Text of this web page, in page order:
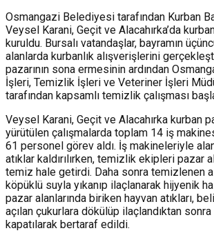
Osmangazi Belediyesi tarafından Kurban
Veysel Karani, Geçit ve Alacahırka’da
kuruldu. Bursalı vatandaşlar, bayramın
alanlarda kurbanlık alışverişlerini
pazarının sona ermesinin ardından
İşleri, Temizlik İşleri ve Veteriner İşleri
tarafından kapsamlı temizlik çalışması
Veysel Karani, Geçit ve Alacahırka kurban
yürütülen çalışmalarda toplam 14 iş
61 personel görev aldı. İş makineleriyle
atıklar kaldırılırken, temizlik ekipleri pazar
temiz hale getirdi. Daha sonra temizlenen
köpüklü suyla yıkanıp ilaçlanarak hijyenik
pazar alanlarında biriken hayvan atıkları,
açılan çukurlara dökülüp ilaçlandıktan
kapatılarak bertaraf edildi.